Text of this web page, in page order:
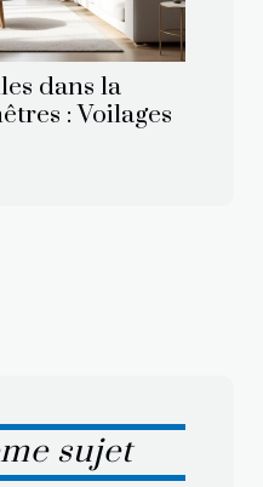
dans la
: Voilages
sujet